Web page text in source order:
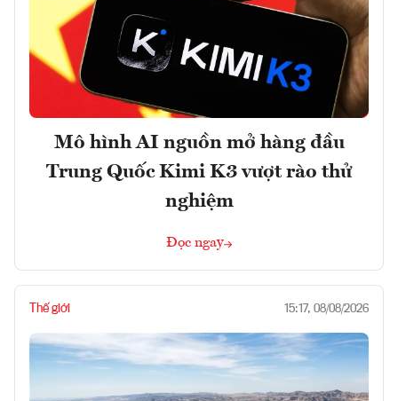
Mô hình AI nguồn mở hàng đầu
Trung Quốc Kimi K3 vượt rào thử
nghiệm
Đọc ngay
Thế giới 15:17, 08/08/2026